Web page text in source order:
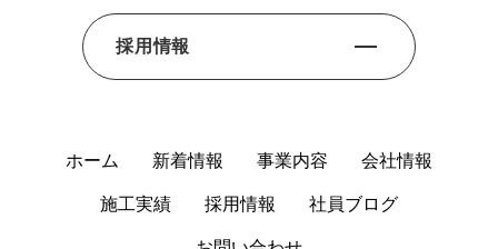
採用情報
ホーム 新着情報 事業内容 会社情報
施⼯実績 採⽤情報 社員ブログ